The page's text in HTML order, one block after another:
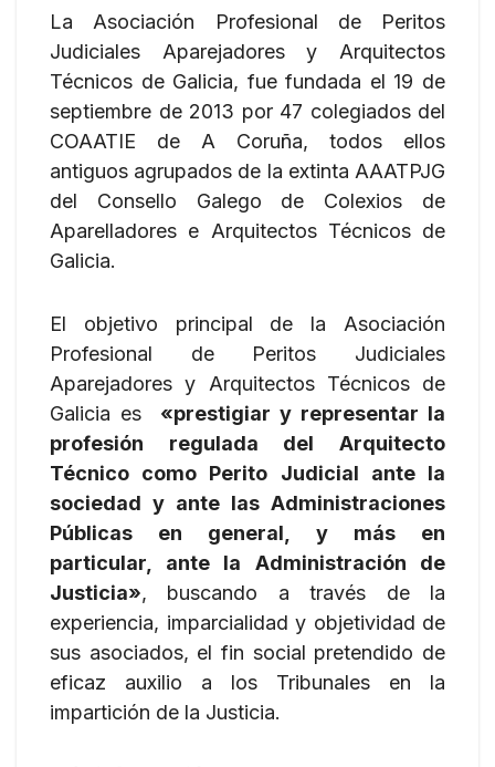
La Asociación Profesional de Peritos
Judiciales Aparejadores y Arquitectos
Técnicos de Galicia, fue fundada el 19 de
septiembre de 2013 por 47 colegiados del
COAATIE de A Coruña, todos ellos
antiguos agrupados de la extinta AAATPJG
del Consello Galego de Colexios de
Aparelladores e Arquitectos Técnicos de
Galicia.
El objetivo principal de la Asociación
Profesional de Peritos Judiciales
Aparejadores y Arquitectos Técnicos de
Galicia es
«prestigiar y representar la
profesión regulada del Arquitecto
Técnico como Perito Judicial ante la
sociedad y ante las Administraciones
Públicas en general, y más en
particular, ante la Administración de
Justicia», buscando a través de la
experiencia, imparcialidad y objetividad de
sus asociados, el fin social pretendido de
eficaz auxilio a los Tribunales en la
impartición de la Justicia.